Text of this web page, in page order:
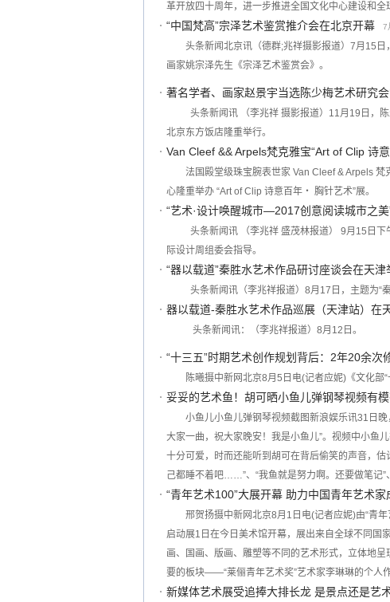
革开放四十周年，进一步推进全国文化中心建设和全
“中国梵高”宗泽艺术鉴赏推介会在北京开幕 7
头条新闻北京讯（德群;兆祥摄影报道）7月15
画家姚宗泽先生《宗泽艺术鉴赏会》。
著名学者、画家赵景宇当选陈少梅艺术研究
头条新闻讯 （李兆祥 摄影报道）11月19日，
北京东方饭店隆重举行。
Van Cleef && Arpels梵克雅宝“Art of Clip 诗
法国殿堂级珠宝腕表世家 Van Cleef & Arpels
心隆重举办 “Art of Clip 诗意百年‧ 胸针艺术”展。
“艺术·设计唤醒城市—2017创意阅读城市之
头条新闻讯 （李兆祥 盛茂林报道） 9月15日
际设计周组委会指导。
“器以载道”秦胜水艺术作品研讨座谈会在天津
头条新闻讯（李兆祥报道）8月17日，主题为“
器以载道-秦胜水艺术作品巡展（天津站）在
头条新闻讯：（李兆祥报道）8月12日。
“十三五”时期艺术创作规划背后：2年20余次
陈曦摄中新网北京8月5日电(记者应妮)《文化部
妥妥的艺术鱼！胡可晒小鱼儿弹钢琴视频有
小鱼儿小鱼儿弹钢琴视频截图新浪娱乐讯31日
大家一曲，祝大家晚安！我是小鱼儿”。视频中小鱼
十分可爱，时而还能听到胡可在背后偷笑的声音，
己都睡不着吧……”、“我鱼就是努力啊。还要做笔记”
“青年艺术100”大展开幕 助力中国青年艺术家
邢贺扬摄中新网北京8月1日电(记者应妮)由“青
启动展1日在今日美术馆开幕，展出来自全球不同国
画、国画、版画、雕塑等不同的艺术形式，立体地
要的板块——“莱俪青年艺术奖”艺术家李琳琳的个人作
新媒体艺术展受追捧大排长龙 是景点还是艺术